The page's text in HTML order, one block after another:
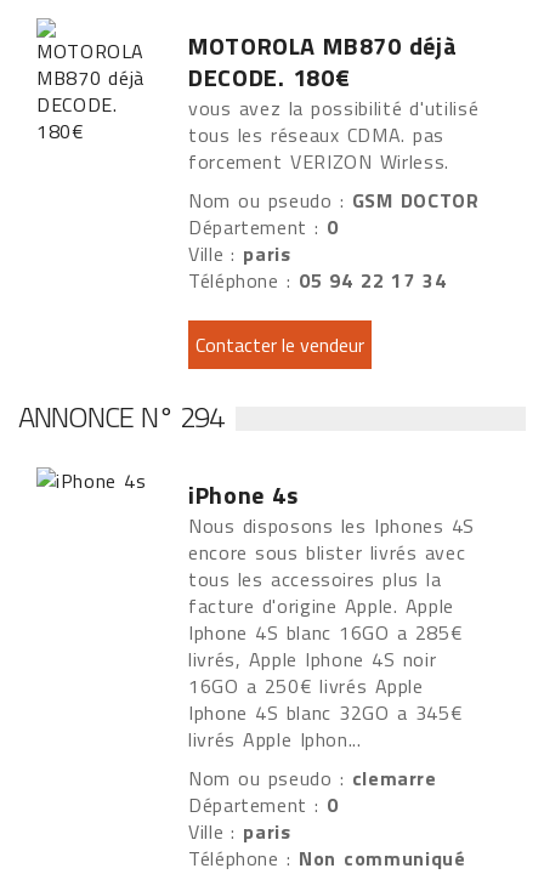
MOTOROLA MB870 déjà
DECODE. 180€
vous avez la possibilité d'utilisé
tous les réseaux CDMA. pas
forcement VERIZON Wirless.
Nom ou pseudo : GSM DOCTOR
Département : 0
Ville : paris
Téléphone : 05 94 22 17 34
ANNONCE N° 294
iPhone 4s
Nous disposons les Iphones 4S
encore sous blister livrés avec
tous les accessoires plus la
facture d'origine Apple. Apple
Iphone 4S blanc 16GO a 285€
livrés, Apple Iphone 4S noir
16GO a 250€ livrés Apple
Iphone 4S blanc 32GO a 345€
livrés Apple Iphon...
Nom ou pseudo : clemarre
Département : 0
Ville : paris
Téléphone : Non communiqué